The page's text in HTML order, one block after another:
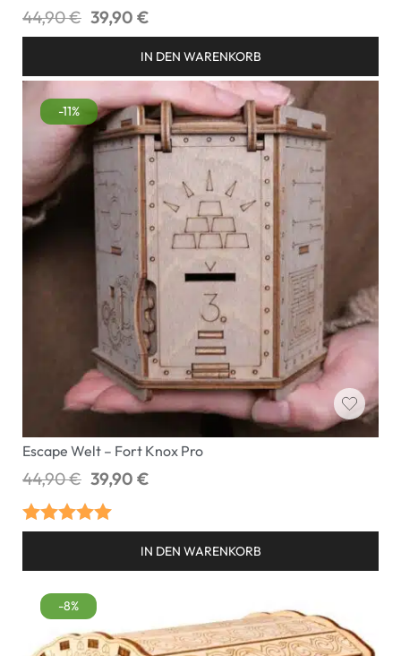
44,90€ 39,90 €
IN DEN WARENKORB
-11%
Escape Welt – Fort Knox Pro
44,90€ 39,90 €
Bewertet mit
IN DEN WARENKORB
-8%